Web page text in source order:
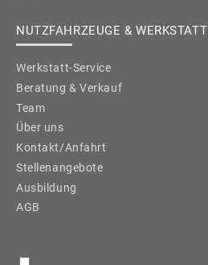
NUTZFAHRZEUGE & WERKSTATT
Werkstatt-Service
Beratung & Verkauf
Team
Über uns
Kontakt/Anfahrt
Stellenangebote
Ausbildung
AGB